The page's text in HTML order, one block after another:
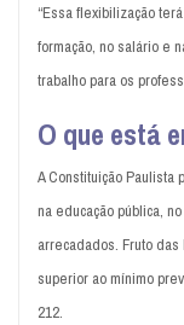
“Essa flexibilização
formação, no salário e
trabalho para os
O que está
A Constituição
na educação pública,
arrecadados. Fruto
superior ao mínimo
212.